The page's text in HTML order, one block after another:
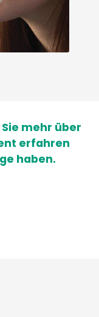
mehr über
erfahren
haben.